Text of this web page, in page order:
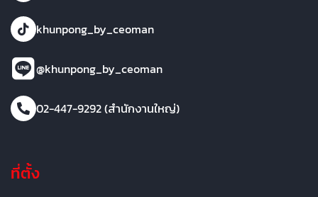
khunpong_by_ceoman
@khunpong_by_ceoman
02-447-9292 (สำนักงานใหญ่)
ที่ตั้ง